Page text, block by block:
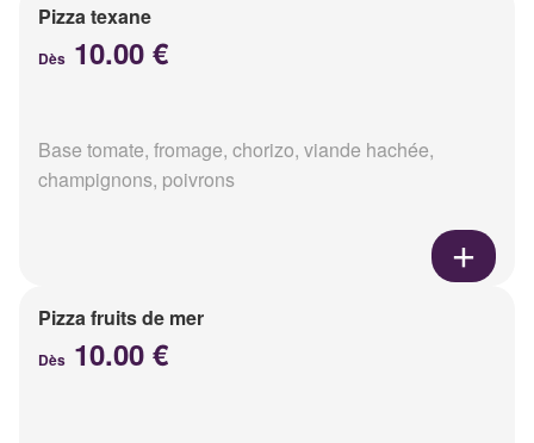
Pizza texane
Dès 10.00 €
Base tomate, fromage, chorizo, viande hachée,
champignons, poivrons
Pizza fruits de mer
Dès 10.00 €